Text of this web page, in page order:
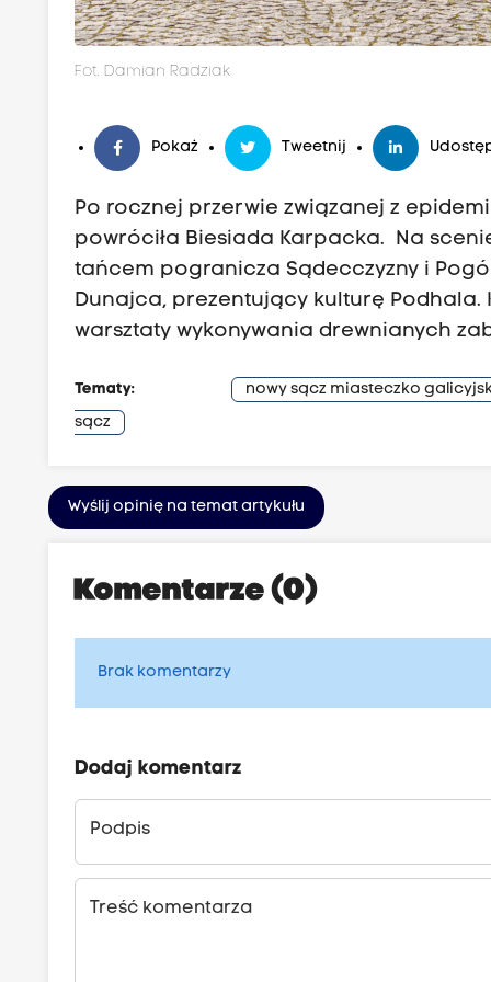
Fot. Damian Radziak
Pokaż Tweetnij
Po rocznej przerwie związanej z
powróciła Biesiada Karpacka. Na scenie
tańcem pogranicza Sądecczyzny i
Dunajca, prezentujący kulturę Podhala.
warsztaty wykonywania drewnianych
Tematy: nowy sącz miasteczko
sącz
Wyślij opinię na temat artykułu
Komentarze (0)
Brak komentarzy
Dodaj komentarz
Podpis
Treść komentarza